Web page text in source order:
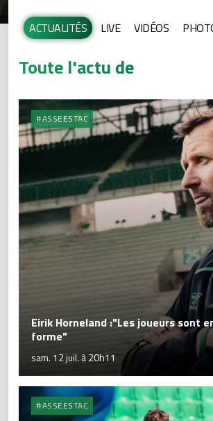
ACTUALITÉS LIVE VIDÉOS
Toute l'actu de
#ASSEESTAC
Eirik Horneland :"Les joueurs sont
forme"
sam. 12 juil. à 20h11
#ASSEESTAC